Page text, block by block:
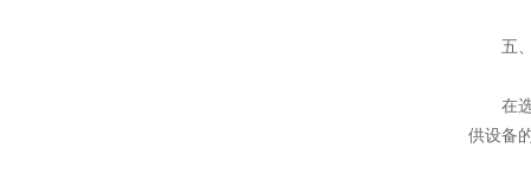
五、
在选
供设备